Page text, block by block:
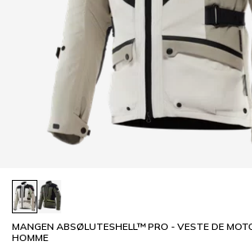
MANGEN ABSØLUTESHELL™ PRO - VESTE DE
HOMME